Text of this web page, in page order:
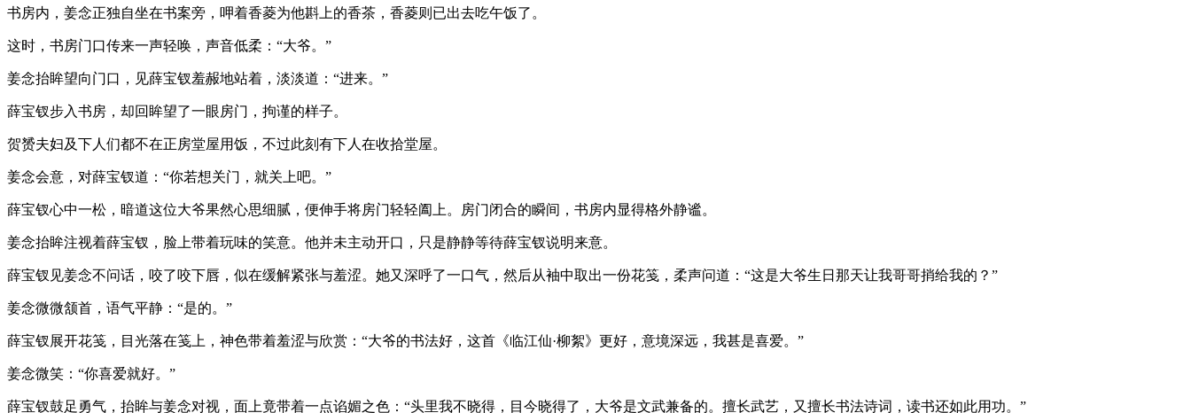
书房内，姜念正独自坐在书案旁，呷着香菱为他斟上的香茶，香菱则已出去吃午饭了。
这时，书房门口传来一声轻唤，声音低柔：“大爷。”
姜念抬眸望向门口，见薛宝钗羞赧地站着，淡淡道：“进来。”
薛宝钗步入书房，却回眸望了一眼房门，拘谨的样子。
贺赟夫妇及下人们都不在正房堂屋用饭，不过此刻有下人在收拾堂屋。
姜念会意，对薛宝钗道：“你若想关门，就关上吧。”
薛宝钗心中一松，暗道这位大爷果然心思细腻，便伸手将房门轻轻阖上。房门闭合的瞬间，书房内显得格外静谧。
姜念抬眸注视着薛宝钗，脸上带着玩味的笑意。他并未主动开口，只是静静等待薛宝钗说明来意。
薛宝钗见姜念不问话，咬了咬下唇，似在缓解紧张与羞涩。她又深呼了一口气，然后从袖中取出一份花笺，柔声问道：“这是大爷生日那天让我哥哥捎给我的？”
姜念微微颔首，语气平静：“是的。”
薛宝钗展开花笺，目光落在笺上，神色带着羞涩与欣赏：“大爷的书法好，这首《临江仙·柳絮》更好，意境深远，我甚是喜爱。”
姜念微笑：“你喜爱就好。”
薛宝钗鼓足勇气，抬眸与姜念对视，面上竟带着一点谄媚之色：“头里我不晓得，目今晓得了，大爷是文武兼备的。擅长武艺，又擅长书法诗词，读书还如此用功。”